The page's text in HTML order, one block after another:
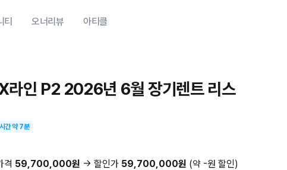
티 오너리뷰 아티클
인 P2 2026년 6월 장기렌트 리스
간 약7분
격 59,700,000원 → 할인가 59,700,000원 (약 -원 할인)